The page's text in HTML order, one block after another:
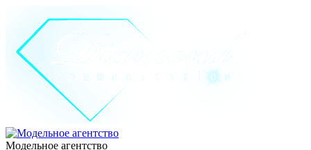
Модельное агентство